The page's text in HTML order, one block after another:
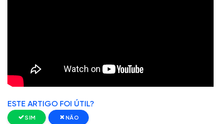
ESTE ARTIGO FOI ÚTIL?
SIM NÃO